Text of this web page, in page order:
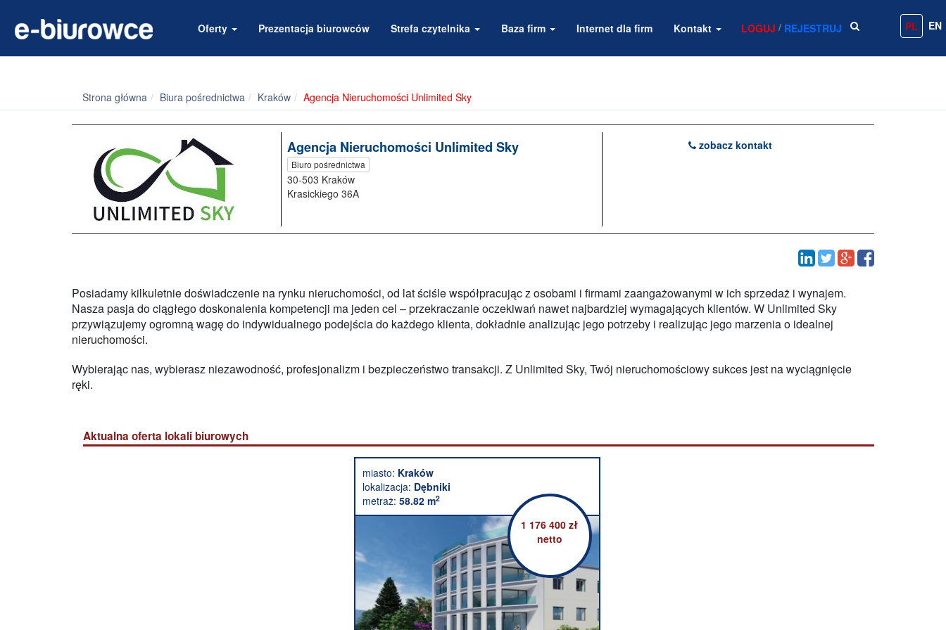
Oferty Prezentacja biurowców Strefa czytelnika Baza firm Internet dla firm Kontakt LOGUJ / REJESTRUJ PL EN
Strona główna Biura pośrednictwa Kraków Agencja Nieruchomości Unlimited Sky
Agencja Nieruchomości Unlimited Sky
Biuro pośrednictwa
30-503 Kraków
Krasickiego 36A
zobacz kontakt
Posiadamy kilkuletnie doświadczenie na rynku nieruchomości, od lat ściśle współpracując z osobami i firmami zaangażowanymi w ich sprzedaż i wynajem.
Nasza pasja do ciągłego doskonalenia kompetencji ma jeden cel – przekraczanie oczekiwań nawet najbardziej wymagających klientów. W Unlimited Sky
przywiązujemy ogromną wagę do indywidualnego podejścia do każdego klienta, dokładnie analizując jego potrzeby i realizując jego marzenia o idealnej
nieruchomości.
Wybierając nas, wybierasz niezawodność, profesjonalizm i bezpieczeństwo transakcji. Z Unlimited Sky, Twój nieruchomościowy sukces jest na wyciągnięcie
ręki.
Aktualna oferta lokali biurowych
miasto: Kraków
lokalizacja: Dębniki
metraż: 58.82 m2
1 176 400 zł
netto